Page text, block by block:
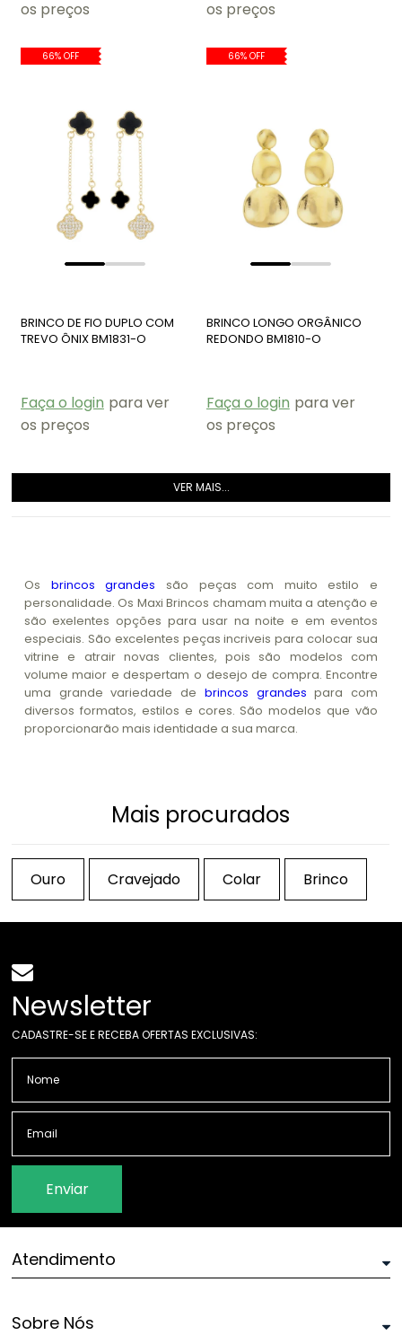
os preços os preços
66% OFF
BRINCO DE FIO DUPLO COM
TREVO ÔNIX BM1831-O
Faça o login para ver
os preços
66% OFF
BRINCO LONGO ORGÂNICO
REDONDO BM1810-O
Faça o login para ver
os preços
VER MAIS...
Os brincos grandes são peças com muito estilo e
personalidade. Os Maxi Brincos chamam muita a atenção e
são exelentes opções para usar na noite e em eventos
especiais. São excelentes peças incriveis para colocar sua
vitrine e atrair novas clientes, pois são modelos com
volume maior e despertam o desejo de compra. Encontre
uma grande variedade de brincos grandes para com
diversos formatos, estilos e cores. São modelos que vão
proporcionarão mais identidade a sua marca.
Mais procurados
Ouro Cravejado Colar Brinco
Newsletter
CADASTRE-SE E RECEBA OFERTAS EXCLUSIVAS:
Enviar
Atendimento
Sobre Nós